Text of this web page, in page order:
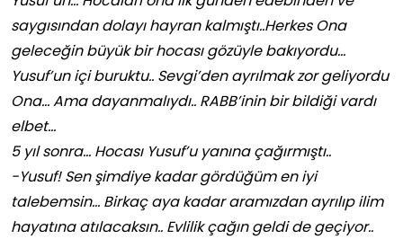
saygısından dolayı hayran kalmıştı..Herkes Ona
geleceğin büyük bir hocası gözüyle bakıyordu…
Yusuf’un içi buruktu.. Sevgi’den ayrılmak zor geliyordu
Ona… Ama dayanmalıydı.. RABB’inin bir bildiği vardı
elbet…
5 yıl sonra… Hocası Yusuf’u yanına çağırmıştı..
-Yusuf! Sen şimdiye kadar gördüğüm en iyi
talebemsin… Birkaç aya kadar aramızdan ayrılıp ilim
hayatına atılacaksın.. Evlilik çağın geldi de geçiyor..